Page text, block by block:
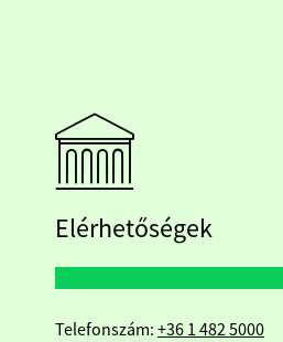
Elérhetőségek
Telefonszám: +36 1 482 5000